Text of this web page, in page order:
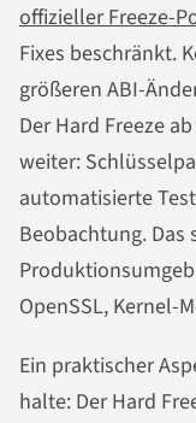
offizieller Freeze-
Fixes beschränkt.
größeren ABI-
Der Hard Freeze
weiter:
automatisierte
Beobachtung. Das
OpenSSL, Kernel-
Ein praktischer
halte: Der Hard